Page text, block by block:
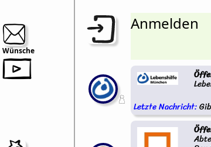
Wünsche
Anmelden
Letzte Nachricht: